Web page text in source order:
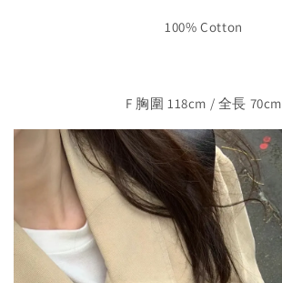
100% Cotton
F 胸圍 118cm / 全長 70cm